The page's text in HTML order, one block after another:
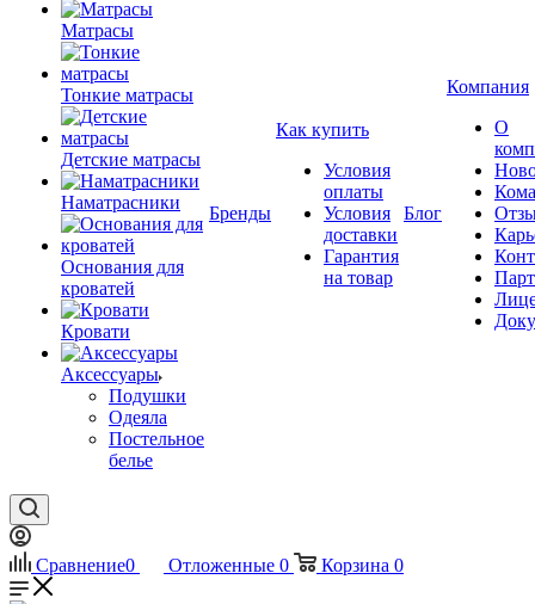
Матрасы
Тонкие матрасы
Детские матрасы
Наматрасники
Основания для
кроватей
Кровати
Аксессуары
Подушки
Одеяла
Постельное
белье
Бренды
Как купить
Условия
оплаты
Условия
доставки
Гарантия
на товар
Блог
Компания
О
Сравнение0 Отложенные 0 Корзина 0